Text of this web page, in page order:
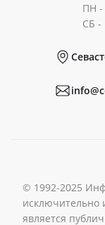
ПН -
СБ -
© 1992-2025
исключительно
является